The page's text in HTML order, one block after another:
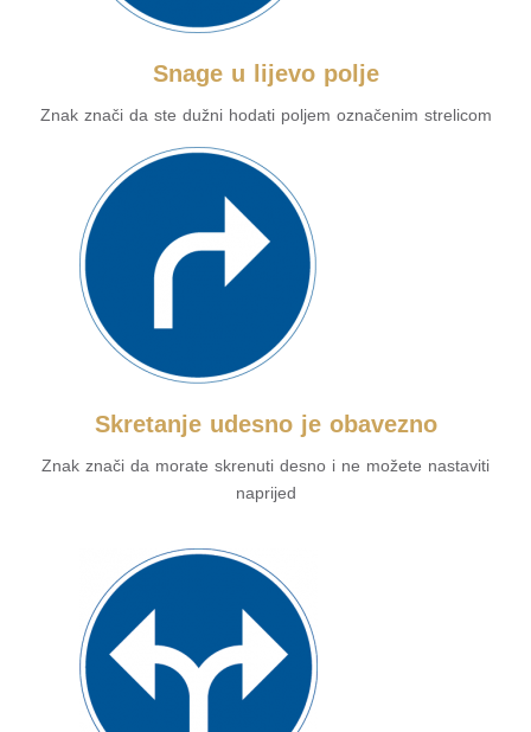
Snage u lijevo polje
Znak znači da ste dužni hodati poljem označenim strelicom
Skretanje udesno je obavezno
Znak znači da morate skrenuti desno i ne možete nastaviti
naprijed